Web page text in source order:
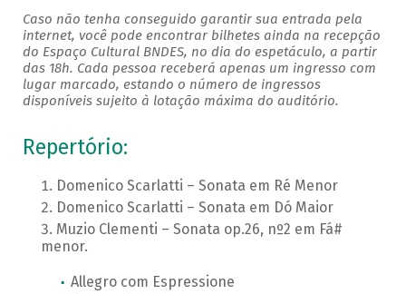
Caso não tenha conseguido garantir sua entrada pela
internet, você pode encontrar bilhetes ainda na recepção
do Espaço Cultural BNDES, no dia do espetáculo, a partir
das 18h. Cada pessoa receberá apenas um ingresso com
lugar marcado, estando o número de ingressos
disponíveis sujeito à lotação máxima do auditório.
Repertório:
Domenico Scarlatti – Sonata em Ré Menor
Domenico Scarlatti – Sonata em Dó Maior
Muzio Clementi – Sonata op.26, nº2 em Fá#
menor.
Allegro com Espressione